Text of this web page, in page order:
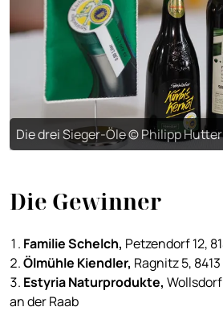
Die drei Sieger-Öle © Philipp Hutter
Die Gewinner
Familie Schelch, Petzendorf 12,
Ölmühle Kiendler, Ragnitz 5,
Estyria Naturprodukte,
an der Raab